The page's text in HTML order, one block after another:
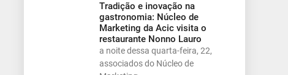
Tradição e inovação na
gastronomia: Núcleo de
Marketing da Acic visita o
restaurante Nonno Lauro
a noite dessa quarta-feira, 22,
associados do Núcleo de